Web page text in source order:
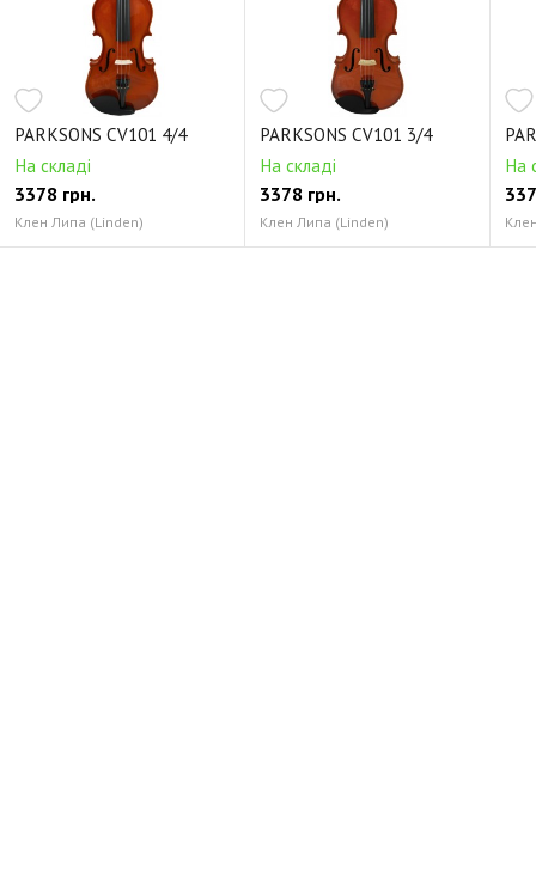
PARKSONS CV101 4/4
На складі
3378 грн.
Клен Липа (Linden)
PARKSONS CV101 3/4
На складі
3378 грн.
Клен Липа (Linden)
На